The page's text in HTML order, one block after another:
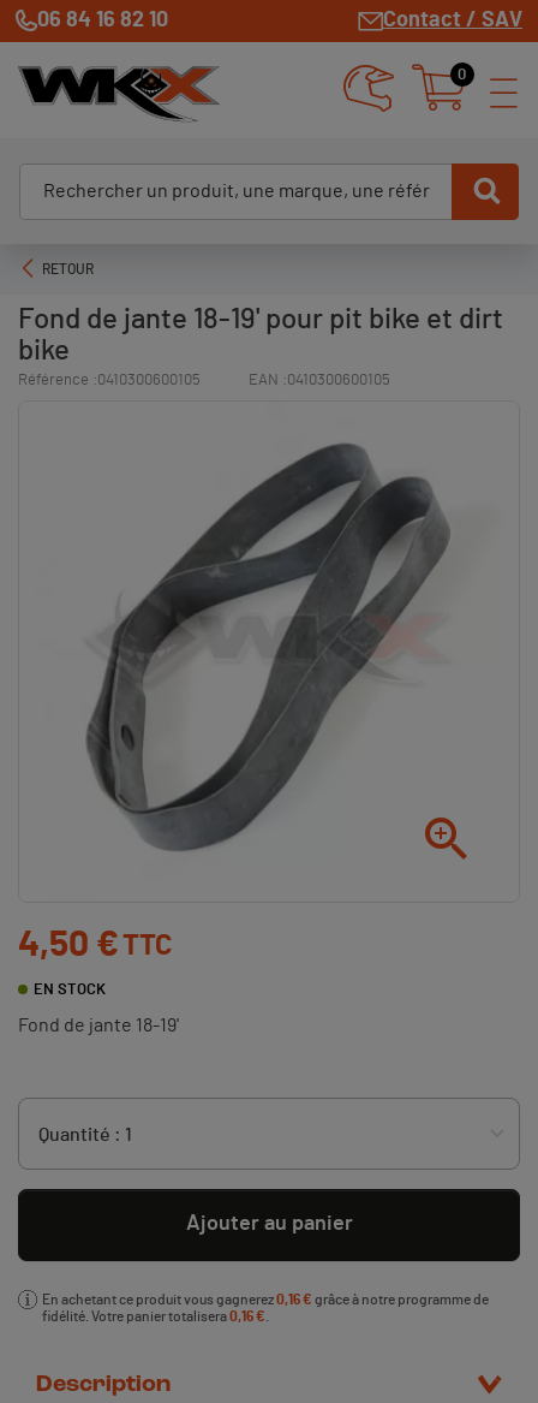
06 84 16 82 10 Contact / SAV
0
RETOUR
Fond de jante 18-19' pour pit bike et dirt
bike
Référence :0410300600105 EAN :0410300600105

4,50 €TTC
EN STOCK
Fond de jante 18-19'
Ajouter au panier
En achetant ce produit vous gagnerez0,16 € grâce à notre programme de
fidélité. Votre panier totalisera0,16 €
Description